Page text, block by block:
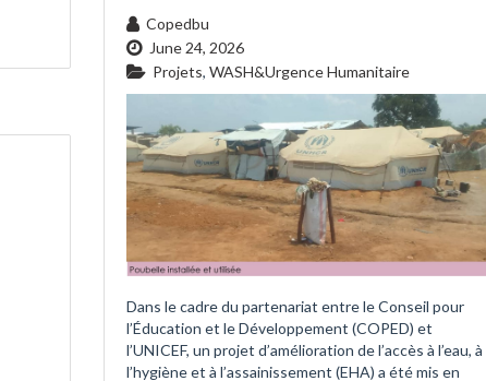
Copedbu
June 24, 2026
Projets, WASH&Urgence Humanitaire
Dans le cadre du partenariat entre le Conseil pour
l’Éducation et le Développement (COPED) et
l’UNICEF, un projet d’amélioration de l’accès à l’eau, à
l’hygiène et à l’assainissement (EHA) a été mis en